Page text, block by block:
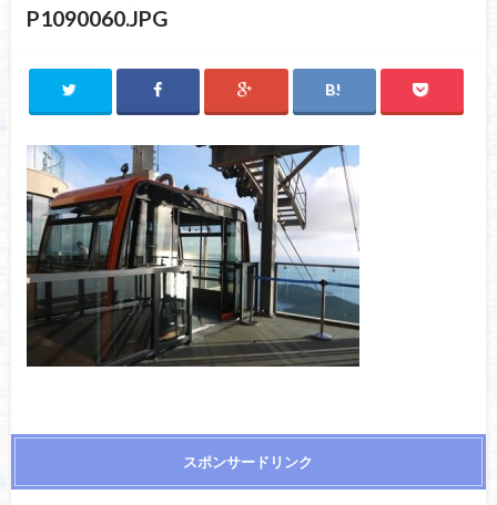
P1090060.JPG
スポンサードリンク